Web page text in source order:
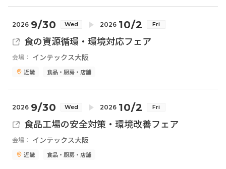
2026 9/30 Wed 2026 10/2 Fri
食の資源循環・環境対応フェア
会場： インテックス大阪
近畿 食品・厨房・店舗
2026 9/30 Wed 2026 10/2 Fri
食品工場の安全対策・環境改善フェア
会場： インテックス大阪
近畿 食品・厨房・店舗